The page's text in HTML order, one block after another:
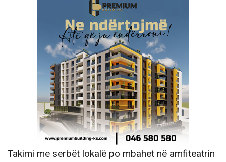
Takimi me serbët lokalë po mbahet në amfiteatrin